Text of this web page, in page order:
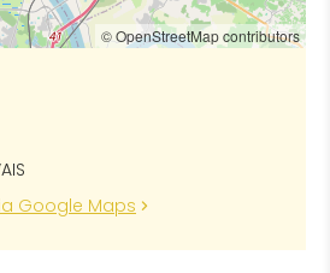
© OpenStreetMap contributors
Google Maps